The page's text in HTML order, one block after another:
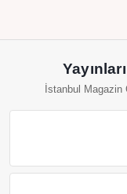
İstanbul Magazin